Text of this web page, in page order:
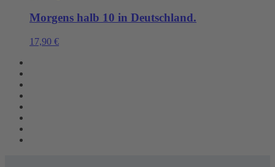
Morgens halb 10 in Deutschland.
17,90 €